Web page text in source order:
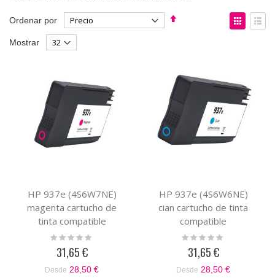
Ordenar por
Fijar
Ver
como
Mostrar
HP 937e (4S6W7NE)
magenta cartucho de
tinta compatible
Rating:
31,65 €
Desde 28,50 €
HP 937e (4S6W6NE)
cian cartucho de tinta
compatible
Rating:
31,65 €
Desde 28,50 €